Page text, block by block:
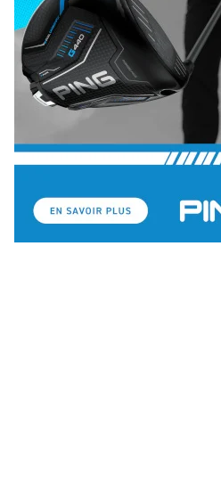
Debout en Bouts prolonge la Fashion
Roland-Garros
Chypre